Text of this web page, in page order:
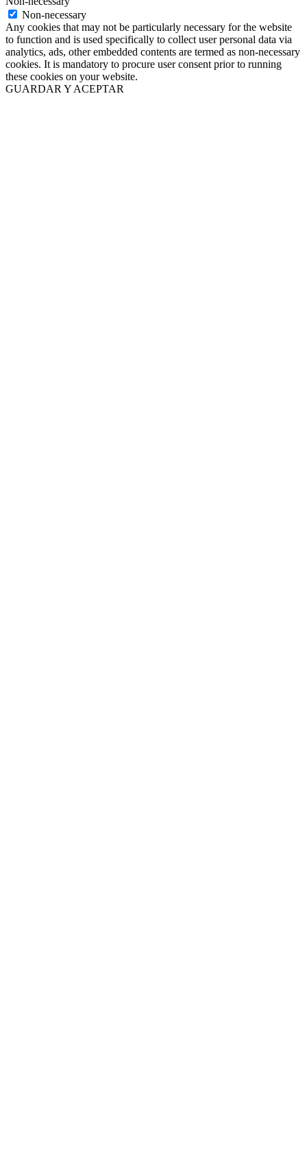
Non-necessary
Any cookies that may not be particularly necessary for the website
to function and is used specifically to collect user personal data via
analytics, ads, other embedded contents are termed as non-necessary
cookies. It is mandatory to procure user consent prior to running
these cookies on your website.
GUARDAR Y ACEPTAR